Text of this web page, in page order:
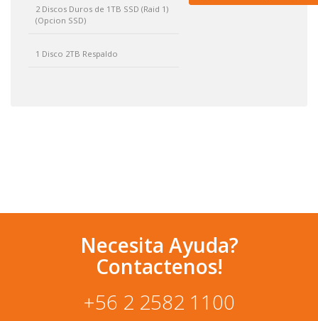
2 Discos Duros de 1TB SSD (Raid 1)
(Opcion SSD)
1 Disco 2TB Respaldo
Necesita Ayuda?
Contactenos!
+56 2 2582 1100